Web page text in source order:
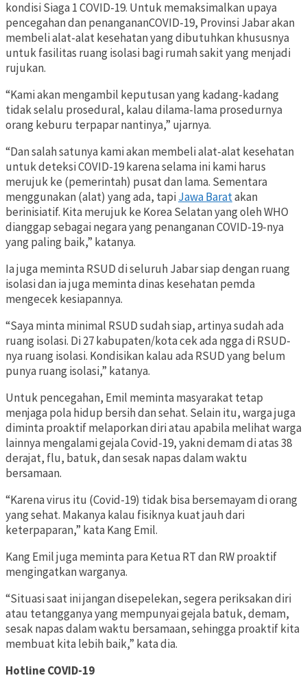
kondisi Siaga 1 COVID-19. Untuk memaksimalkan upaya
pencegahan dan penangananCOVID-19, Provinsi Jabar akan
membeli alat-alat kesehatan yang dibutuhkan khususnya
untuk fasilitas ruang isolasi bagi rumah sakit yang menjadi
rujukan.
“Kami akan mengambil keputusan yang kadang-kadang
tidak selalu prosedural, kalau dilama-lama prosedurnya
orang keburu terpapar nantinya,” ujarnya.
“Dan salah satunya kami akan membeli alat-alat kesehatan
untuk deteksi COVID-19 karena selama ini kami harus
merujuk ke (pemerintah) pusat dan lama. Sementara
menggunakan (alat) yang ada, tapiJawa Baratakan
berinisiatif. Kita merujuk ke Korea Selatan yang oleh WHO
dianggap sebagai negara yang penanganan COVID-19-nya
yang paling baik,” katanya.
Ia juga meminta RSUD di seluruh Jabar siap dengan ruang
isolasi dan ia juga meminta dinas kesehatan pemda
mengecek kesiapannya.
“Saya minta minimal RSUD sudah siap, artinya sudah ada
ruang isolasi. Di 27 kabupaten/kota cek ada ngga di RSUD-
nya ruang isolasi. Kondisikan kalau ada RSUD yang belum
punya ruang isolasi,” katanya.
Untuk pencegahan, Emil meminta masyarakat tetap
menjaga pola hidup bersih dan sehat. Selain itu, warga juga
diminta proaktif melaporkan diri atau apabila melihat warga
lainnya mengalami gejala Covid-19, yakni demam di atas 38
derajat, flu, batuk, dan sesak napas dalam waktu
bersamaan.
“Karena virus itu (Covid-19) tidak bisa bersemayam di orang
yang sehat. Makanya kalau fisiknya kuat jauh dari
keterpaparan,” kata Kang Emil.
Kang Emil juga meminta para Ketua RT dan RW proaktif
mengingatkan warganya.
“Situasi saat ini jangan disepelekan, segera periksakan diri
atau tetangganya yang mempunyai gejala batuk, demam,
sesak napas dalam waktu bersamaan, sehingga proaktif kita
membuat kita lebih baik,” kata dia.
Hotline COVID-19